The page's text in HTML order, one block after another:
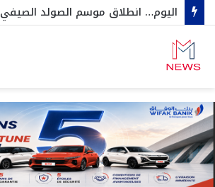
اليوم… انطلاق موسم الصولد الصيفي